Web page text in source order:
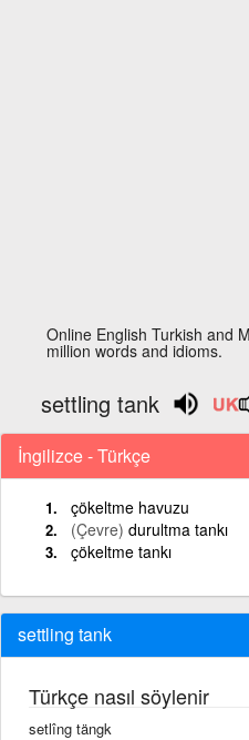
Online English Turkish and
million words and idioms.
settling tank
İngilizce - Türkçe
çökeltme havuzu
(Çevre) durultma tankı
çökeltme tankı
settling tank
Türkçe nasıl söylenir
setlîng tängk